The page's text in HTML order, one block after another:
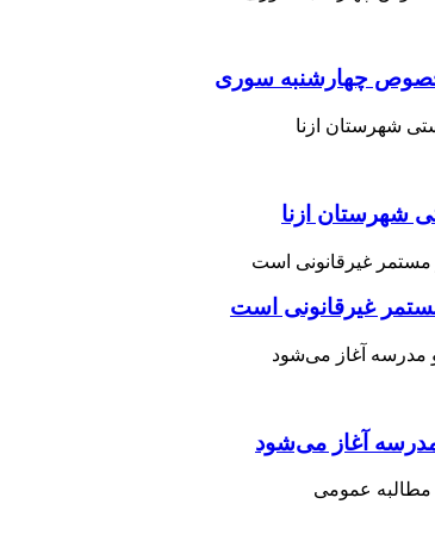
خصوص چهارشنبه ‌سوری
شهرستان ازنا
غیرقانونی است
آغاز می‌شود